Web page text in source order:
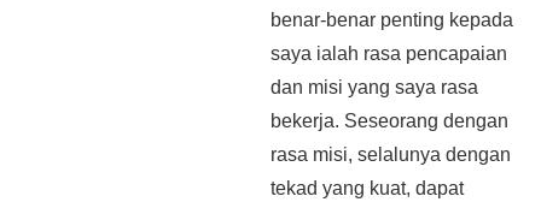
benar-benar penting kepada
saya ialah rasa pencapaian
dan misi yang saya rasa
bekerja. Seseorang dengan
rasa misi, selalunya dengan
tekad yang kuat, dapat